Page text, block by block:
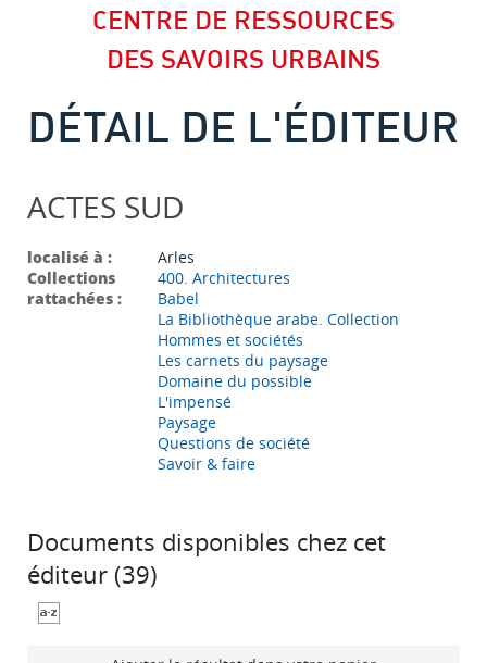
CENTRE DE RESSOURCES
DES SAVOIRS URBAINS
DÉTAIL DE L'ÉDITEUR
ACTES SUD
localisé à :
Arles
Collections
rattachées :
400. Architectures
Babel
La Bibliothèque arabe. Collection
Hommes et sociétés
Les carnets du paysage
Domaine du possible
L'impensé
Paysage
Questions de société
Savoir & faire
Documents disponibles chez cet
éditeur (39)